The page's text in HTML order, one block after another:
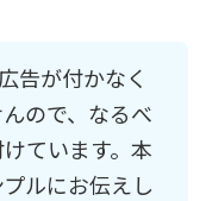
告が付かなく
ので、なるべ
ています。本
ルにお伝えし